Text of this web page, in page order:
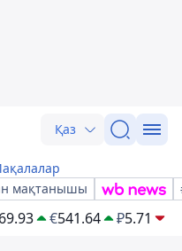
Қаз
мақтанышы
€541.64 ₽5.71